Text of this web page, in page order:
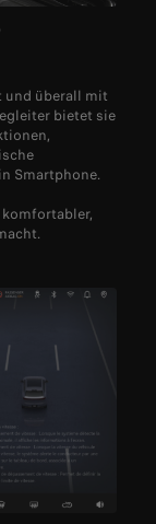
und überall mit
bietet sie
Smartphone.